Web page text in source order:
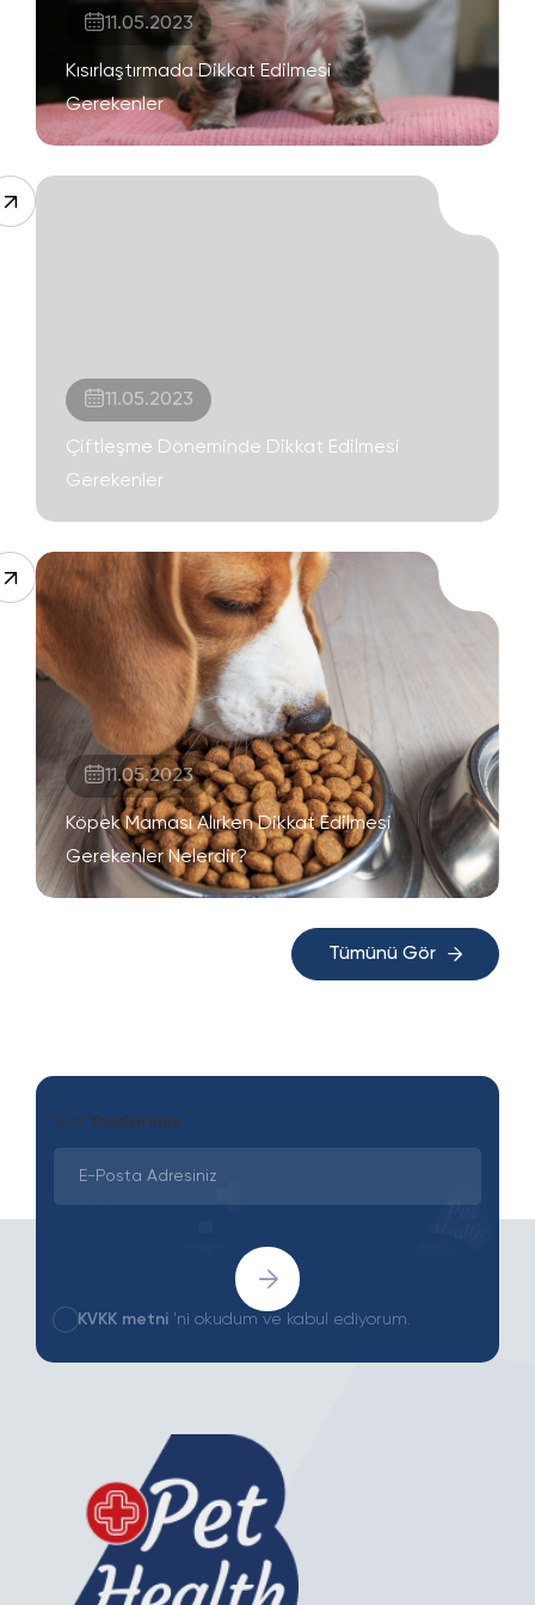
11.05.2023
Kısırlaştırmada Dikkat Edilmesi
Gerekenler
11.05.2023
Çiftleşme Döneminde Dikkat Edilmesi
Gerekenler
11.05.2023
Köpek Maması Alırken Dikkat Edilmesi
Gerekenler Nelerdir?
Tümünü Gör
Son Yazılarımız
KVKK metni 'ni okudum ve kabul ediyorum.